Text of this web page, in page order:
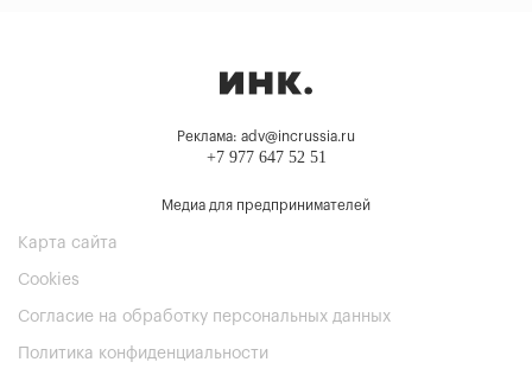
Реклама: adv@incrussia.ru
+7 977 647 52 51
Медиа для предпринимателей
Карта сайта
Cookies
Согласие на обработку персональных данных
Политика конфиденциальности